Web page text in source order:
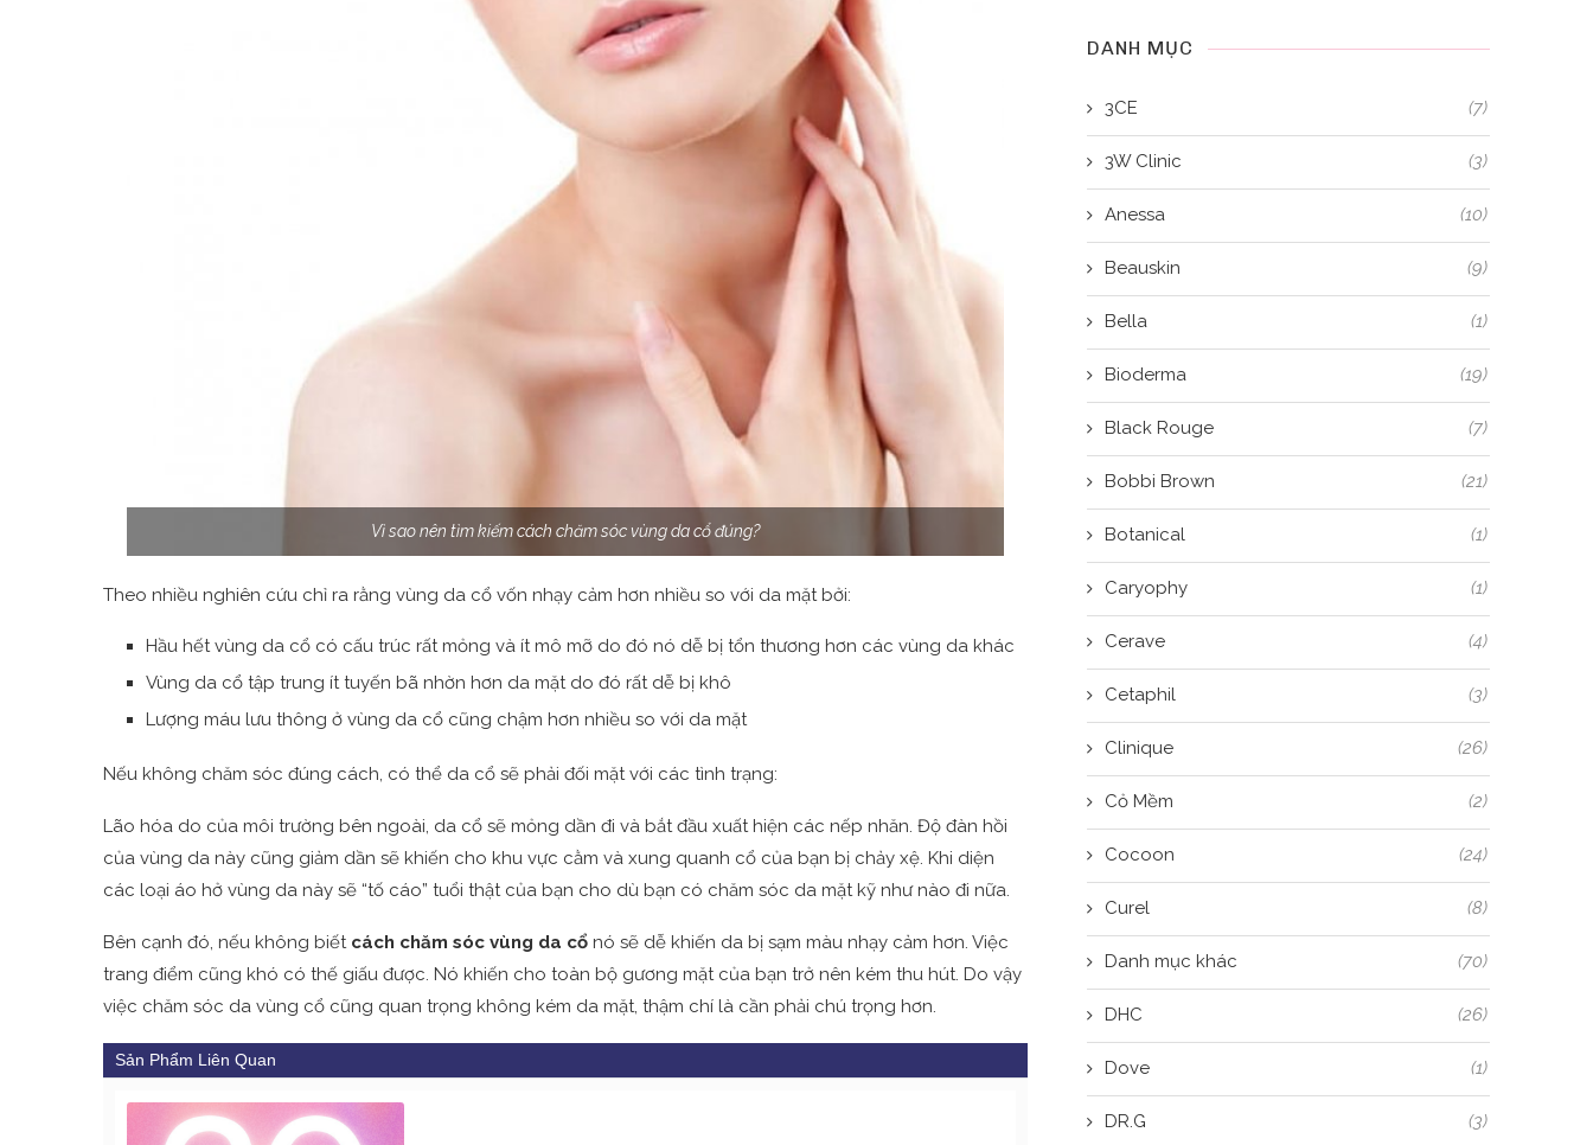
Vì sao nên tìm kiếm cách chăm sóc vùng da cổ đúng?
Theo nhiều nghiên cứu chỉ ra rằng vùng da cổ vốn nhạy cảm hơn nhiều so với da mặt bởi:
Hầu hết vùng da cổ có cấu trúc rất mỏng và ít mô mỡ do đó nó dễ bị tổn thương hơn các vùng da khác
Vùng da cổ tập trung ít tuyến bã nhờn hơn da mặt do đó rất dễ bị khô
Lượng máu lưu thông ở vùng da cổ cũng chậm hơn nhiều so với da mặt
Nếu không chăm sóc đúng cách, có thể da cổ sẽ phải đối mặt với các tình trạng:
Lão hóa do của môi trường bên ngoài, da cổ sẽ mỏng dần đi và bắt đầu xuất hiện các nếp nhăn. Độ đàn hồi
của vùng da này cũng giảm dần sẽ khiến cho khu vực cằm và xung quanh cổ của bạn bị chảy xệ. Khi diện
các loại áo hở vùng da này sẽ “tố cáo” tuổi thật của bạn cho dù bạn có chăm sóc da mặt kỹ như nào đi nữa.
Bên cạnh đó, nếu không biết cách chăm sóc vùng da cổ nó sẽ dễ khiến da bị sạm màu nhạy cảm hơn. Việc
trang điểm cũng khó có thế giấu được. Nó khiến cho toàn bộ gương mặt của bạn trở nên kém thu hút. Do vậy
việc chăm sóc da vùng cổ cũng quan trọng không kém da mặt, thậm chí là cần phải chú trọng hơn.
Sản Phẩm Liên Quan
DANH MỤC
3CE (7)
3W Clinic (3)
Anessa (10)
Beauskin (9)
Bella (1)
Bioderma (19)
Black Rouge (7)
Bobbi Brown (21)
Botanical (1)
Caryophy (1)
Cerave (4)
Cetaphil (3)
Clinique (26)
Cỏ Mềm (2)
Cocoon (24)
Curel (8)
Danh mục khác (70)
DHC (26)
Dove (1)
DR.G (3)